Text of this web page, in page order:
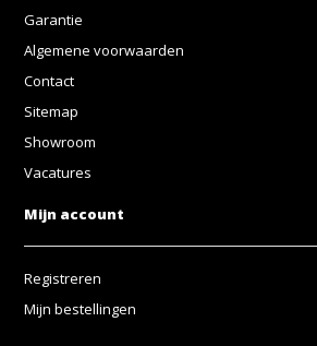
Garantie
Algemene voorwaarden
Contact
Sitemap
Showroom
Vacatures
Mijn account
Registreren
Mijn bestellingen